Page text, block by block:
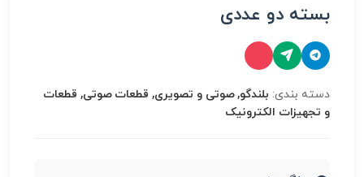
بسته دو عددی
دسته بندی: بلندگو, صوتی و تصویری, قطعات صوتی, قطعات
و تجهیزات الکترونیک